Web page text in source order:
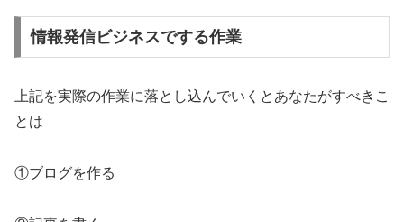
情報発信ビジネスでする作業
上記を実際の作業に落とし込んでいくとあなたがすべきこ
とは
①ブログを作る